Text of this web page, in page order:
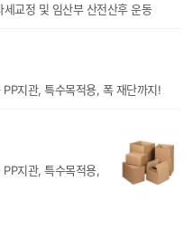
교정 및 임산부 산전산후 운동
지관, 특수목적용, 폭 재단까지!
지관, 특수목적용,